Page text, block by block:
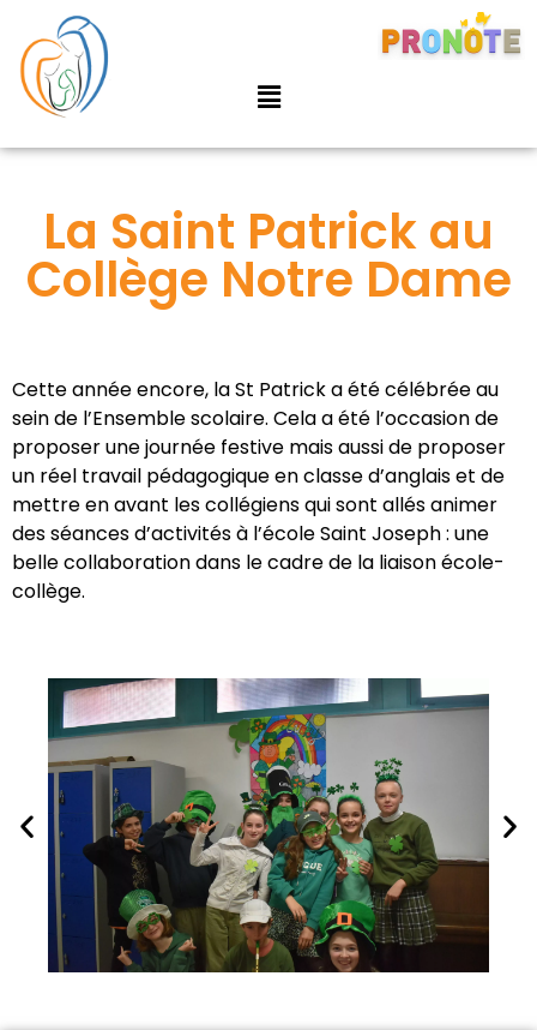
La Saint Patrick au
Collège Notre Dame
Cette année encore, la St Patrick a été célébrée au
sein de l’Ensemble scolaire. Cela a été l’occasion de
proposer une journée festive mais aussi de proposer
un réel travail pédagogique en classe d’anglais et de
mettre en avant les collégiens qui sont allés animer
des séances d’activités à l’école Saint Joseph : une
belle collaboration dans le cadre de la liaison école-
collège.